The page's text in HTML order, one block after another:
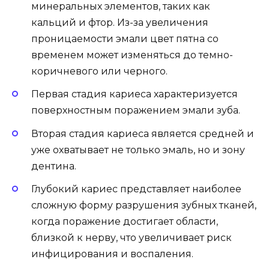
минеральных элементов, таких как
кальций и фтор. Из-за увеличения
проницаемости эмали цвет пятна со
временем может изменяться до темно-
коричневого или черного.
Первая стадия кариеса характеризуется
поверхностным поражением эмали зуба.
Вторая стадия кариеса является средней и
уже охватывает не только эмаль, но и зону
дентина.
Глубокий кариес представляет наиболее
сложную форму разрушения зубных тканей,
когда поражение достигает области,
близкой к нерву, что увеличивает риск
инфицирования и воспаления.